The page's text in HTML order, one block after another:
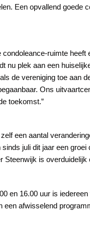
Een opvallend goede
ruimte heeft
nu plek aan een
de vereniging toe aan
Ons
toekomst.”
een aantal
juli dit jaar een
is
en 16.00 uur is
afwisselend